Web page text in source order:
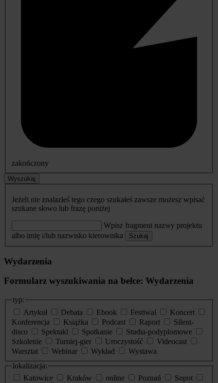
zakończony
Wyszukaj
Jeżeli nie znalazłeś tego czego szukałeś zawsze możesz wpisać
szukane słowo lub frazę poniżej
Wpisz fragment nazwy projektu
albo imię i/lub nazwisko kierownika
Szukaj
Wydarzenia
Formularz wyszukiwania na belce: Wydarzenia
typ:
Artykuł
Debata Ebook Festiwal
Koncert
Konferencja
Książka Podcast Raport
Silent-
disco
Spektakl Spotkanie
Studia-podyplomowe
Szkolenie
Turniej-gier Uroczystość
Videocast
Warsztat
Webinar Wykład
Wystawa
lokalizacja:
Katowice
Kraków online Poznań
Sopot